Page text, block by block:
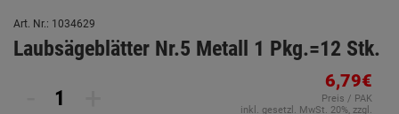
Art. Nr.: 1034629
Laubsägeblätter Nr.5 Metall 1 Pkg.=12 Stk.
6,79€
Preis / PAK
inkl. gesetzl. MwSt. 20%, zzgl.